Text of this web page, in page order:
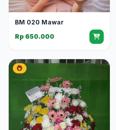
BM 020 Mawar
Rp 650.000